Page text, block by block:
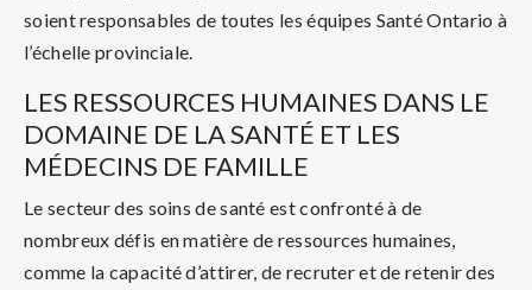
soient responsables de toutes les équipes Santé Ontario à
l’échelle provinciale.
LES RESSOURCES HUMAINES DANS LE
DOMAINE DE LA SANTÉ ET LES
MÉDECINS DE FAMILLE
Le secteur des soins de santé est confronté à de
nombreux défis en matière de ressources humaines,
comme la capacité d’attirer, de recruter et de retenir des